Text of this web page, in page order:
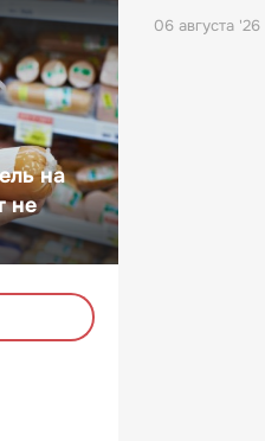
на
не
06 августа '26